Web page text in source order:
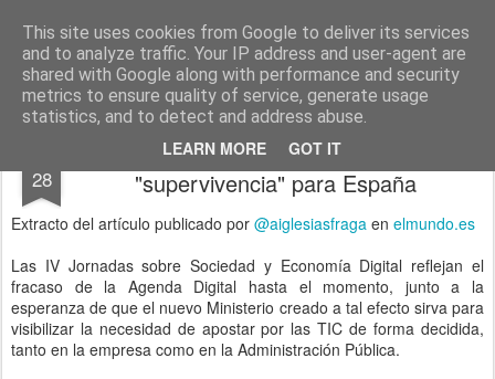
This site uses cookies from Google to deliver its services
and to analyze traffic. Your IP address and user-agent are
shared with Google along with performance and security
metrics to ensure quality of service, generate usage
statistics, and to detect and address abuse.
LEARN MORE GOT IT
menos tecnología y más pedagogía conceptos y reflexiones sobre la sociedad de la información
Pages
28
Reinventar la Agenda Digital, cuestión de
"supervivencia" para España
Extracto del artículo publicado por @aiglesiasfraga en elmundo.es
Las IV Jornadas sobre Sociedad y Economía Digital reflejan el
fracaso de la Agenda Digital hasta el momento, junto a la
esperanza de que el nuevo Ministerio creado a tal efecto sirva para
visibilizar la necesidad de apostar por las TIC de forma decidida,
tanto en la empresa como en la Administración Pública.